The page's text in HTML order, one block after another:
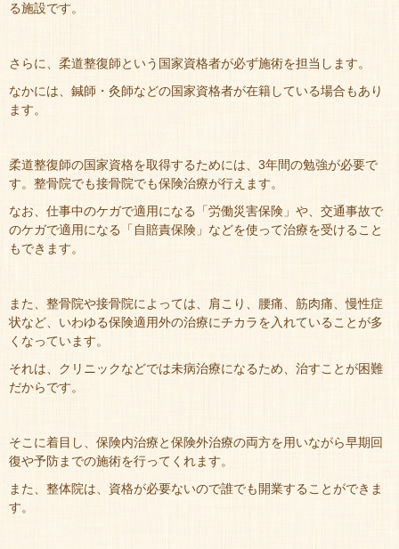
る施設です。
さらに、柔道整復師という国家資格者が必ず施術を担当します。
なかには、鍼師・灸師などの国家資格者が在籍している場合もあり
ます。
柔道整復師の国家資格を取得するためには、3年間の勉強が必要で
す。整骨院でも接骨院でも保険治療が行えます。
なお、仕事中のケガで適用になる「労働災害保険」や、交通事故で
のケガで適用になる「自賠責保険」などを使って治療を受けること
もできます。
また、整骨院や接骨院によっては、肩こり、腰痛、筋肉痛、慢性症
状など、いわゆる保険適用外の治療にチカラを入れていることが多
くなっています。
それは、クリニックなどでは未病治療になるため、治すことが困難
だからです。
そこに着目し、保険内治療と保険外治療の両方を用いながら早期回
復や予防までの施術を行ってくれます。
また、整体院は、資格が必要ないので誰でも開業することができま
す。